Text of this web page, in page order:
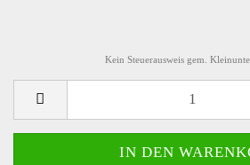
Kein Steuerausweis gem.